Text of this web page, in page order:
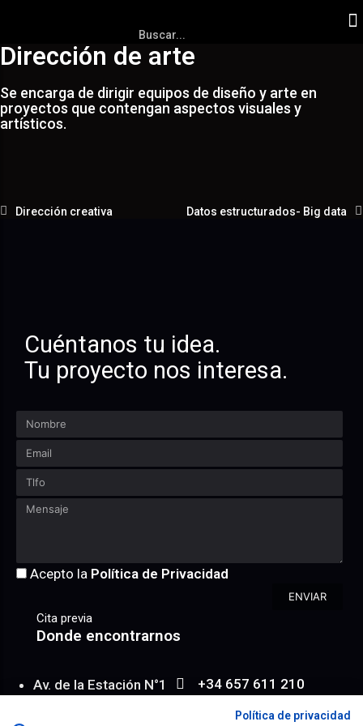
Dirección de arte
Se encarga de dirigir equipos de diseño y arte en
proyectos que contengan aspectos visuales y
artísticos.
Dirección creativa Datos estructurados- Big data
Cuéntanos tu idea.
Tu proyecto nos interesa.
Acepto la Política de Privacidad
ENVIAR
Cita previa
Donde encontrarnos
Av. de la Estación N°1
+34 657 611 210
WhatsAppPolítica de privacidad